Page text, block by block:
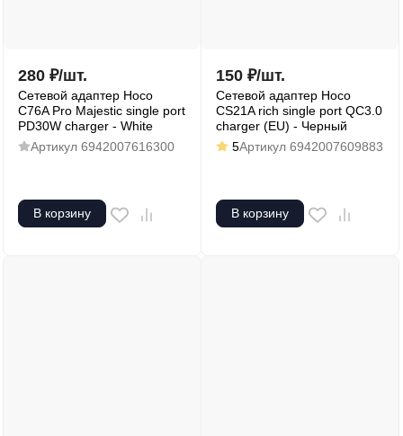
280 ₽/шт.
Сетевой адаптер Hoco
C76A Pro Majestic single port
PD30W charger - White
Артикул 6942007616300
В корзину
150 ₽/шт.
Сетевой адаптер Hoco
CS21A rich single port QC3.0
charger (EU) - Черный
5Артикул 6942007609883
В корзину